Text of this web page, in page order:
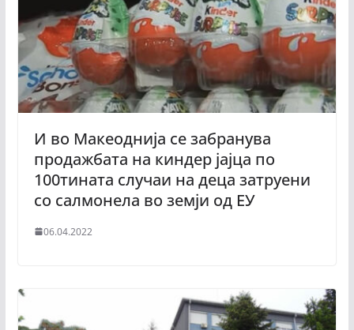
И во Макеоднија се забранува
продажбата на киндер јајца по
100тината случаи на деца затруени
со салмонела во земји од ЕУ
06.04.2022